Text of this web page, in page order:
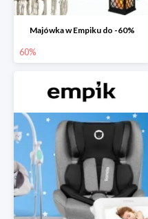
Majówka w Empiku do -60%
60%